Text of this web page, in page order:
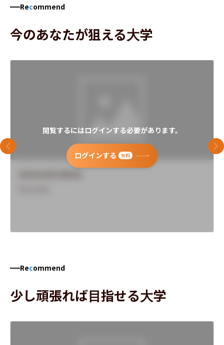
Recommend
今のあなたが狙える大学
閲覧するにはログインする必要があります。
ログインする 無料
前のスライド 次
Recommend
少し頑張れば目指せる大学